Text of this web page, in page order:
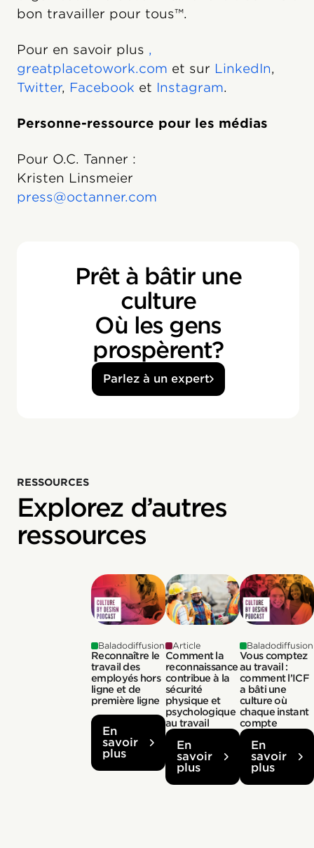
bon travailler pour tous™.
Pour en savoir plus ,
greatplacetowork.com et sur LinkedIn,
Twitter, Facebook et Instagram.
Personne-ressource pour les médias
Pour O.C. Tanner :
Kristen Linsmeier
press@octanner.com
Prêt à bâtir une
culture
Où les gens
prospèrent?
Parlez à un expert
RESSOURCES
Explorez d’autres
ressources
Baladodiffusion
Reconnaître le
travail des
employés hors
ligne et de
première ligne
En
savoir
plus
Article
Comment la
reconnaissance
contribue à la
sécurité
physique et
psychologique
au travail
En
savoir
plus
Baladodiffusion
Vous comptez
au travail :
comment l’ICF
a bâti une
culture où
chaque instant
compte
En
savoir
plus